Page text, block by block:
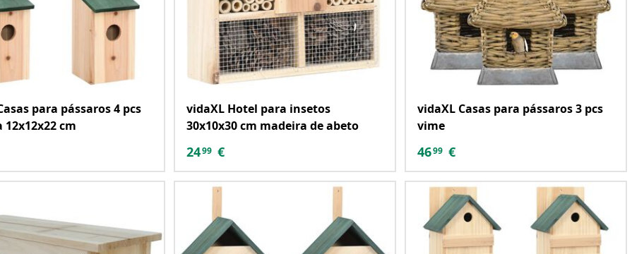
para pássaros 4 pcs
cm
vidaXL Hotel para insetos
30x10x30 cm madeira de abeto
2499 €
vidaXL Casas para pássaros 3 pcs
vime
4699 €